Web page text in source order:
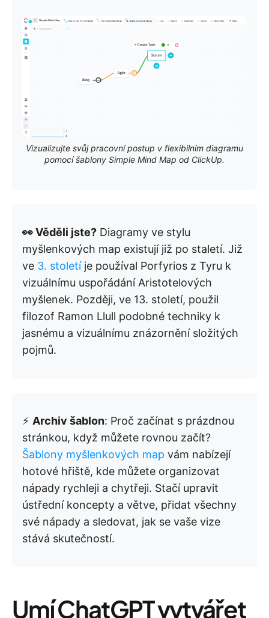
Vizualizujte svůj pracovní postup v flexibilním diagramu
pomocí šablony Simple Mind Map od ClickUp.
👀 Věděli jste? Diagramy ve stylu
myšlenkových map existují již po staletí. Již
ve 3. stoletíje používal Porfyrios z Tyru k
vizuálnímu uspořádání Aristotelových
myšlenek. Později, ve 13. století, použil
filozof Ramon Llull podobné techniky k
jasnému a vizuálnímu znázornění složitých
pojmů.
⚡ Archiv šablon: Proč začínat s prázdnou
stránkou, když můžete rovnou začít?
Šablony myšlenkových map vám nabízejí
hotové hřiště, kde můžete organizovat
nápady rychleji a chytřeji. Stačí upravit
ústřední koncepty a větve, přidat všechny
své nápady a sledovat, jak se vaše vize
stává skutečností.
Umí ChatGPT vytvářet